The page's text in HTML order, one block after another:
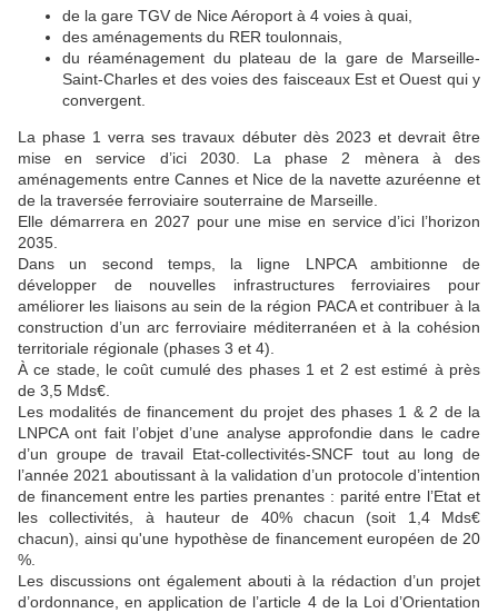
de la gare TGV de Nice Aéroport à 4 voies à quai,
des aménagements du RER toulonnais,
du réaménagement du plateau de la gare de Marseille-
Saint-Charles et des voies des faisceaux Est et Ouest qui y
convergent.
La phase 1 verra ses travaux débuter dès 2023 et devrait être
mise en service d’ici 2030. La phase 2 mènera à des
aménagements entre Cannes et Nice de la navette azuréenne et
de la traversée ferroviaire souterraine de Marseille.
Elle démarrera en 2027 pour une mise en service d’ici l’horizon
2035.
Dans un second temps, la ligne LNPCA ambitionne de
développer de nouvelles infrastructures ferroviaires pour
améliorer les liaisons au sein de la région PACA et contribuer à la
construction d’un arc ferroviaire méditerranéen et à la cohésion
territoriale régionale (phases 3 et 4).
À ce stade, le coût cumulé des phases 1 et 2 est estimé à près
de 3,5 Mds€.
Les modalités de financement du projet des phases 1 & 2 de la
LNPCA ont fait l’objet d’une analyse approfondie dans le cadre
d’un groupe de travail Etat-collectivités-SNCF tout au long de
l’année 2021 aboutissant à la validation d’un protocole d’intention
de financement entre les parties prenantes : parité entre l’Etat et
les collectivités, à hauteur de 40% chacun (soit 1,4 Mds€
chacun), ainsi qu'une hypothèse de financement européen de 20
%.
Les discussions ont également abouti à la rédaction d’un projet
d’ordonnance, en application de l’article 4 de la Loi d’Orientation